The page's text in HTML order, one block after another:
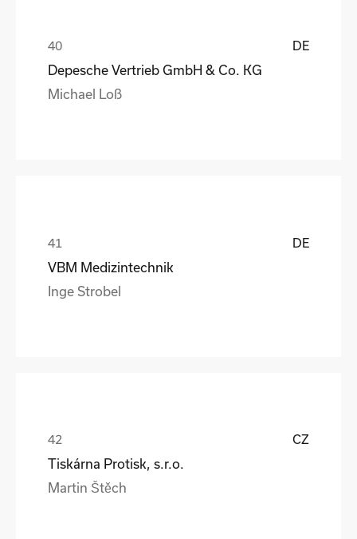
DE
Depesche Vertrieb GmbH & Co. KG
Michael Loß
DE
VBM Medizintechnik
Inge Strobel
CZ
Tiskárna Protisk, s.r.o.
Martin Štěch